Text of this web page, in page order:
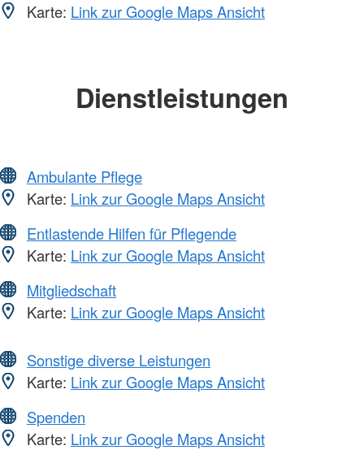
Karte: Link zur Google Maps Ansicht
Dienstleistungen
Ambulante Pflege
Karte: Link zur Google Maps Ansicht
Entlastende Hilfen für Pflegende
Karte: Link zur Google Maps Ansicht
Mitgliedschaft
Karte: Link zur Google Maps Ansicht
Sonstige diverse Leistungen
Karte: Link zur Google Maps Ansicht
Spenden
Karte: Link zur Google Maps Ansicht